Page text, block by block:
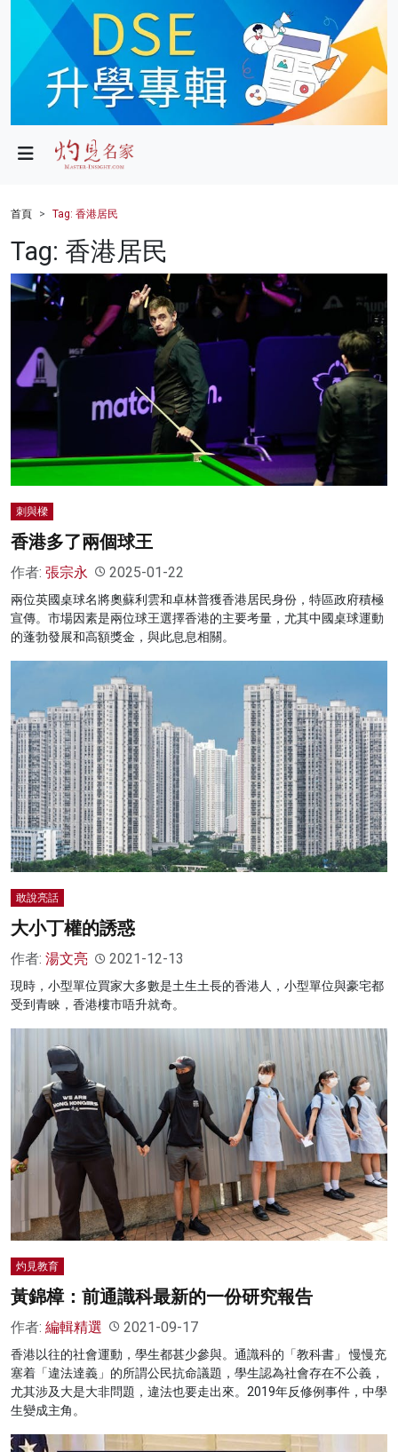
政局
財經
健康
商業
科技
影片
灼見活動
首頁 Tag: 香港居民
Tag: 香港居民
刺與樑
香港多了兩個球王
作者: 張宗永 2025-01-22
兩位英國桌球名將奧蘇利雲和卓林普獲香港居民身份，特區政府積極
宣傳。市場因素是兩位球王選擇香港的主要考量，尤其中國桌球運動
的蓬勃發展和高額獎金，與此息息相關。
敢說亮話
大小丁權的誘惑
作者: 湯文亮 2021-12-13
現時，小型單位買家大多數是土生土長的香港人，小型單位與豪宅都
受到青睞，香港樓市唔升就奇。
灼見教育
黃錦樟：前通識科最新的一份研究報告
作者: 編輯精選 2021-09-17
香港以往的社會運動，學生都甚少參與。通識科的「教科書」 慢慢充
塞着「違法達義」的所謂公民抗命議題，學生認為社會存在不公義，
尤其涉及大是大非問題，違法也要走出來。2019年反修例事件，中學
生變成主角。